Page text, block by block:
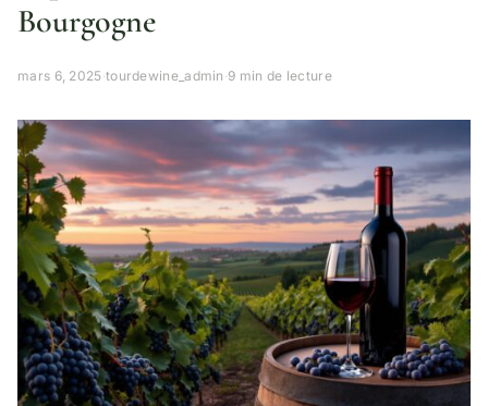
Bourgogne
mars 6, 2025·tourdewine_admin ·9 min de lecture